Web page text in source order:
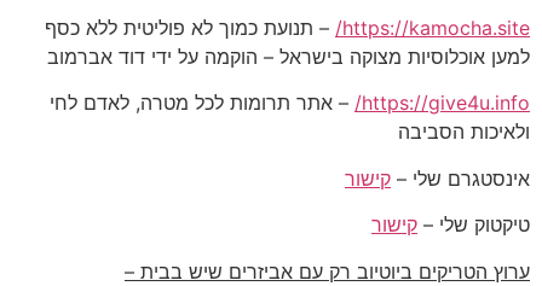
https://kamocha.site/ – תנועת כמוך לא פוליטית ללא כסף
למען אוכלוסיות מצוקה בישראל – הוקמה על ידי דוד אברמוב
https://give4u.info/ – אתר תרומות לכל מטרה, לאדם לחי
ולאיכות הסביבה
אינסטגרם שלי – קישור
טיקטוק שלי – קישור
ערוץ הטריקים ביוטיוב רק עם אביזרים שיש בבית –